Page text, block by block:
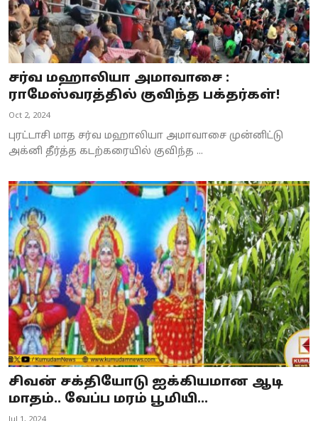
சர்வ மஹாலியா அமாவாசை :
ராமேஸ்வரத்தில் குவிந்த பக்தர்கள்!
Oct 2, 2024
புரட்டாசி மாத சர்வ மஹாலியா அமாவாசை முன்னிட்டு
அக்னி தீர்த்த கடற்கரையில் குவிந்த ...
சிவன் சக்தியோடு ஐக்கியமான ஆடி
மாதம்.. வேப்ப மரம் பூமியி...